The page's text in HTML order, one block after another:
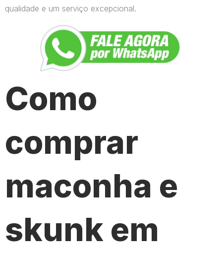
qualidade e um serviço excepcional.
Como
comprar
maconha e
skunk em